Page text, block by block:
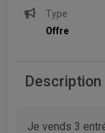
Type
Offre
Description
Je vends 3